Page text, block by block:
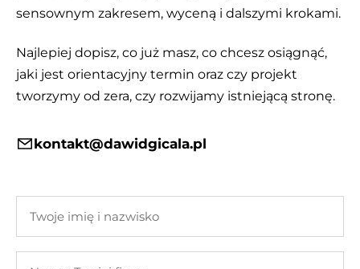
sensownym zakresem, wyceną i dalszymi krokami.
Najlepiej dopisz, co już masz, co chcesz osiągnąć,
jaki jest orientacyjny termin oraz czy projekt
tworzymy od zera, czy rozwijamy istniejącą stronę.
kontakt@dawidgicala.pl
imię